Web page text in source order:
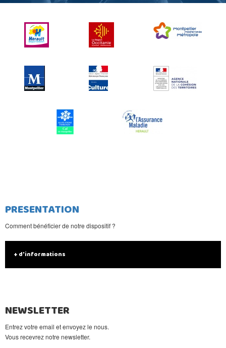
PRESENTATION
Comment bénéficier de notre dispositif ?
+ d'informations
NEWSLETTER
Entrez votre email et envoyez le nous.
Vous recevrez notre newsletter.